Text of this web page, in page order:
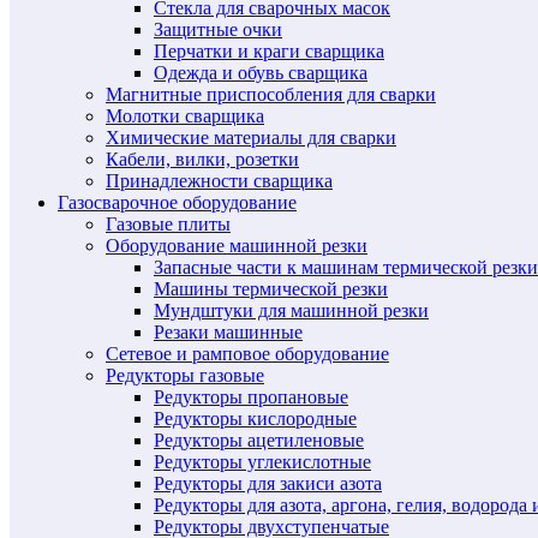
Стекла для сварочных масок
Защитные очки
Перчатки и краги сварщика
Одежда и обувь сварщика
Магнитные приспособления для сварки
Молотки сварщика
Химические материалы для сварки
Кабели, вилки, розетки
Принадлежности сварщика
Газосварочное оборудование
Газовые плиты
Оборудование машинной резки
Запасные части к машинам термической резки
Машины термической резки
Мундштуки для машинной резки
Резаки машинные
Сетевое и рамповое оборудование
Редукторы газовые
Редукторы пропановые
Редукторы кислородные
Редукторы ацетиленовые
Редукторы углекислотные
Редукторы для закиси азота
Редукторы для азота, аргона, гелия, водорода
Редукторы двухступенчатые